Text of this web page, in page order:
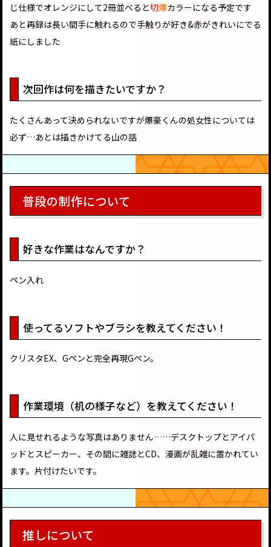
じ仕様でオレンジにして2冊並べると切爆カラーになる予定です
あと再録は長い間手に触れるので手触りが好き&赤がきれいにでる
紙にしました
次回作は何を描きたいですか？
たくさんあって決められないですが爆豪くんの処女性については
必ず…あとは描きかけてる山の話
普段の制作について
好きな作業はなんですか？
ペン入れ
使ってるソフトやブラシを教えてください！
クリスタEX、Gペンと完全再現Gペン。
作業環境（机の様子など）を教えてください！
人に見せれるような写真はありません……デスクトップとアイパ
ッドとスピーカー、その間に雑誌とCD、漫画が乱雑に置かれてい
ます。片付けたいです。
推しについて